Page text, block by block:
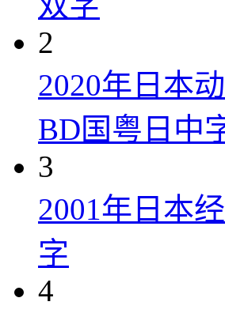
2
2020年日本
BD国粤日中
3
2001年日本
字
4